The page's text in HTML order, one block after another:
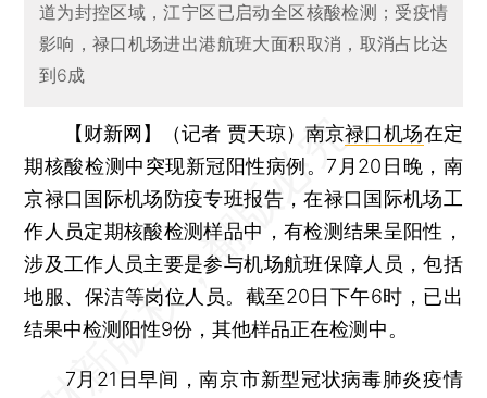
道为封控区域，江宁区已启动全区核酸检测；受疫情
影响，禄口机场进出港航班大面积取消，取消占比达
到6成
【财新网】（记者 贾天琼） 南京禄口机场在定
期核酸检测中突现新冠阳性病例。7月20日晚，南
京禄口国际机场防疫专班报告，在禄口国际机场工
作人员定期核酸检测样品中，有检测结果呈阳性，
涉及工作人员主要是参与机场航班保障人员，包括
地服、保洁等岗位人员。截至20日下午6时，已出
结果中检测阳性9份，其他样品正在检测中。
7月21日早间，南京市新型冠状病毒肺炎疫情